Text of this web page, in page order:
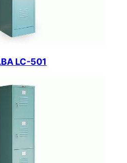
LC-501